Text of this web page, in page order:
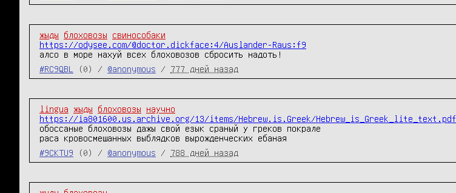
жыды блоховозы
свинособаки
https://odysee.com/@doctor.dickface:4/Auslander-Raus:f9
алсо в море нахуй всех блоховозов сбросить надоть!
#RC9QBL
(0) / @anonymous / 777 дней назад
lingua жыды блоховозы
научно
https://ia801600.us.archive.org/13/items/Hebrew.is.Greek/Hebrew_is_Greek_lite_text.pdf
обоссаные блоховозы дажы свой езык сраный у греков покрале
раса кровосмешанных выблядков вырожденческих ебаная
#9CKTU9
(0) / @anonymous / 788 дней назад